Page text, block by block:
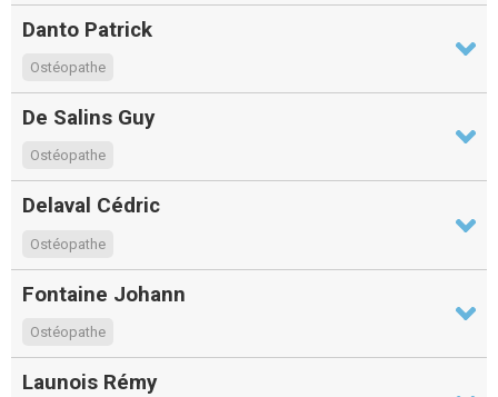
Danto Patrick
Ostéopathe
De Salins Guy
Ostéopathe
Delaval Cédric
Ostéopathe
Fontaine Johann
Ostéopathe
Launois Rémy